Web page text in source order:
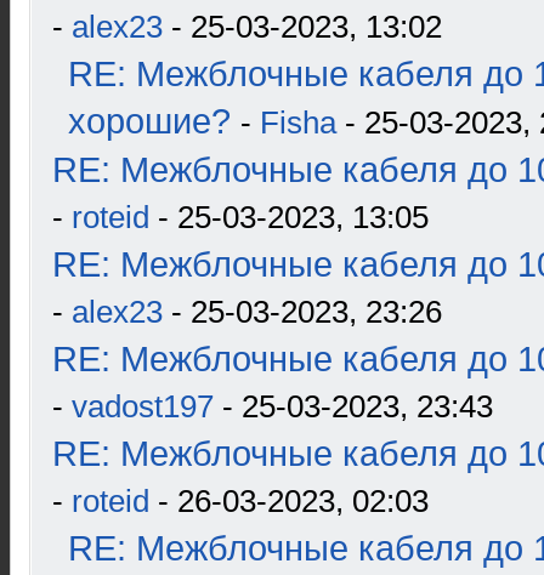
- alex23 - 25-03-2023, 13:02
RE: Межблочные кабеля до
хорошие? - Fisha- 25-03-2023,
RE: Межблочные кабеля до
- roteid - 25-03-2023, 13:05
RE: Межблочные кабеля до
- alex23 - 25-03-2023, 23:26
RE: Межблочные кабеля до
- vadost197 - 25-03-2023, 23:43
RE: Межблочные кабеля до
- roteid - 26-03-2023, 02:03
RE: Межблочные кабеля до